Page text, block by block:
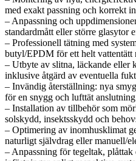
med exakt passning och korrekt
– Anpassning och
standardmått eller större glasytor
– Professionell tätning med
butyl/EPDM för ett helt vattentätt
– Utbyte av slitna, läckande eller
inklusive åtgärd av eventuella
– Invändig återställning: nya
för en snygg och lufttät
– Installation av tillbehör som
solskydd, insektsskydd och
– Optimering av inomhusklimat
naturligt självdrag eller manuell/
– Anpassning för tegeltak,